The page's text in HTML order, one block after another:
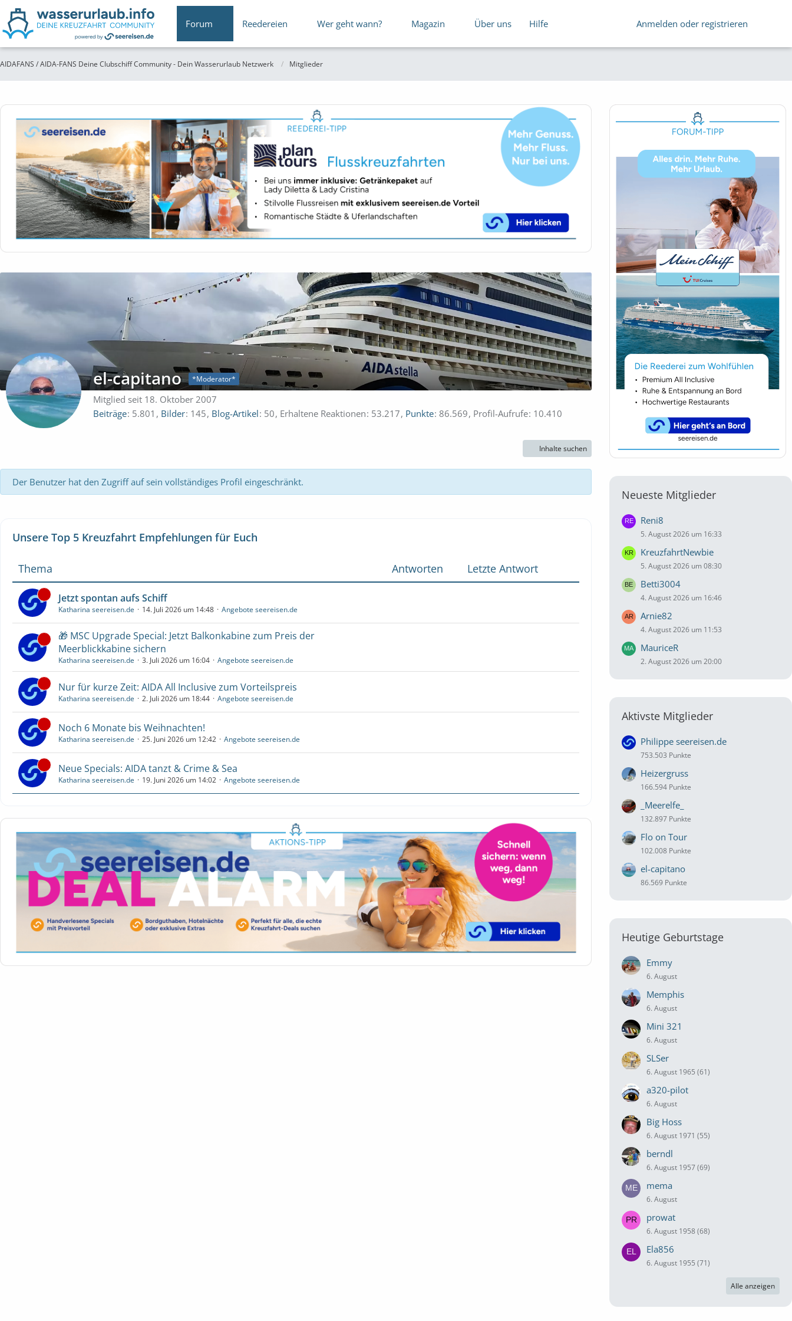
Forum Reedereien Wer geht wann? Magazin Über uns Hilfe Anmelden oder registrieren
AIDAFANS / AIDA-FANS Deine Clubschiff Community - Dein Wasserurlaub Netzwerk Mitglieder
el-capitano *Moderator*
Mitglied seit 18. Oktober 2007
Beiträge 5.801 Bilder 145 Blog-Artikel 50 Erhaltene Reaktionen 53.217 Punkte 86.569 Profil-Aufrufe 10.410
Inhalte suchen
Der Benutzer hat den Zugriff auf sein vollständiges Profil eingeschränkt.
Unsere Top 5 Kreuzfahrt Empfehlungen für Euch
Thema Antworten Letzte Antwort
Jetzt spontan aufs Schiff
Katharina seereisen.de 14. Juli 2026 um 14:48 Angebote seereisen.de
🎁 MSC Upgrade Special: Jetzt Balkonkabine zum Preis der
Meerblickkabine sichern
Katharina seereisen.de 3. Juli 2026 um 16:04 Angebote seereisen.de
Nur für kurze Zeit: AIDA All Inclusive zum Vorteilspreis
Katharina seereisen.de 2. Juli 2026 um 18:44 Angebote seereisen.de
Noch 6 Monate bis Weihnachten!
Katharina seereisen.de 25. Juni 2026 um 12:42 Angebote seereisen.de
Neue Specials: AIDA tanzt & Crime & Sea
Katharina seereisen.de 19. Juni 2026 um 14:02 Angebote seereisen.de
Neueste Mitglieder
Reni8
5. August 2026 um 16:33
KreuzfahrtNewbie
5. August 2026 um 08:30
Betti3004
4. August 2026 um 16:46
Arnie82
4. August 2026 um 11:53
MauriceR
2. August 2026 um 20:00
Aktivste Mitglieder
Philippe seereisen.de
753.503 Punkte
Heizergruss
166.594 Punkte
_Meerelfe_
132.897 Punkte
Flo on Tour
102.008 Punkte
el-capitano
86.569 Punkte
Heutige Geburtstage
Emmy
6. August
Memphis
6. August
Mini 321
6. August
SLSer
6. August 1965 (61)
a320-pilot
6. August
Big Hoss
6. August 1971 (55)
berndl
6. August 1957 (69)
mema
6. August
prowat
6. August 1958 (68)
Ela856
6. August 1955 (71)
Alle anzeigen